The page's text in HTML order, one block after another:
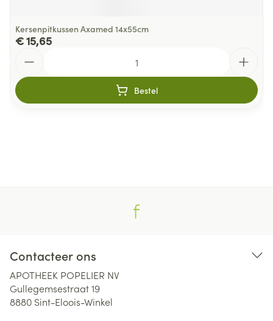
Kersenpitkussen Axamed 14x55cm
€ 15,65
Bestel
Contacteer ons
APOTHEEK POPELIER NV
Gullegemsestraat 19
8880 Sint-Eloois-Winkel